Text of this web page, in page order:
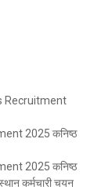
Recruitment
2025 कनिष्ठ
2025 कनिष्ठ
कर्मचारी चयन